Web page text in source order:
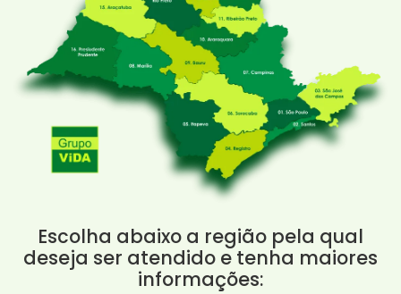
Escolha abaixo a região pela qual
deseja ser atendido e tenha maiores
informações: